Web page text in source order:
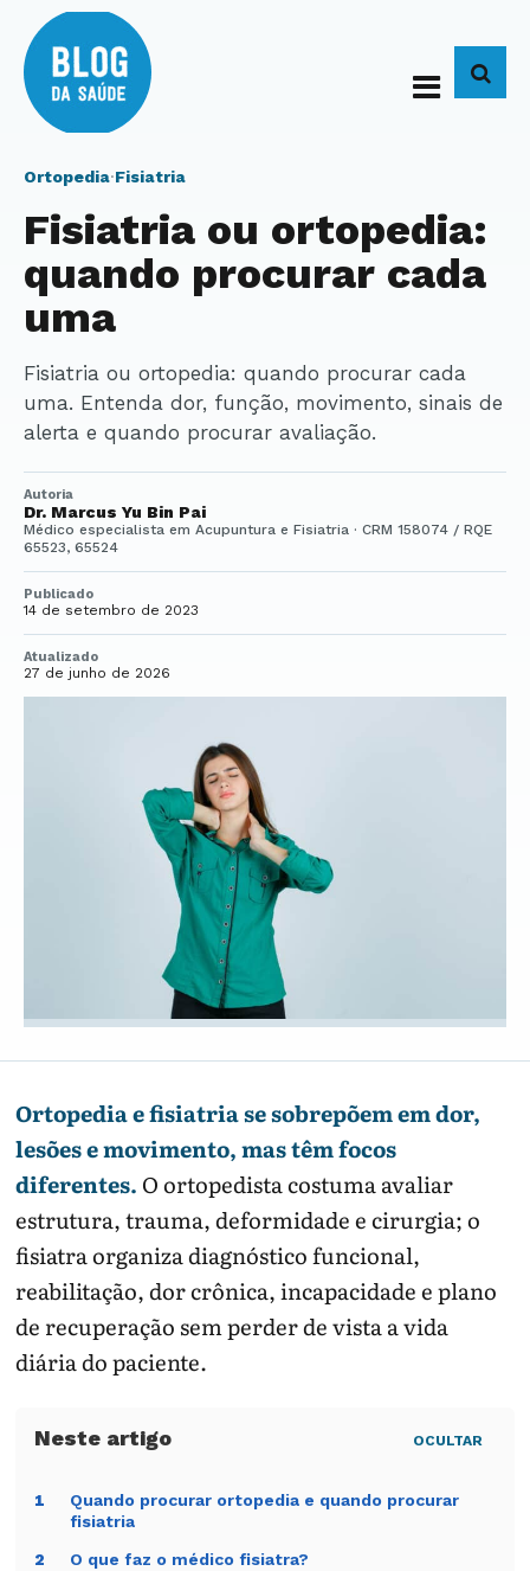
Ortopedia·Fisiatria
Fisiatria ou ortopedia:
quando procurar cada
uma
Fisiatria ou ortopedia: quando procurar cada
uma. Entenda dor, função, movimento, sinais de
alerta e quando procurar avaliação.
Autoria
Dr. Marcus Yu Bin Pai
Médico especialista em Acupuntura e Fisiatria · CRM 158074 / RQE
65523, 65524
Publicado
14 de setembro de 2023
Atualizado
27 de junho de 2026
Ortopedia e fisiatria se sobrepõem em dor,
lesões e movimento, mas têm focos
diferentes. O ortopedista costuma avaliar
estrutura, trauma, deformidade e cirurgia; o
fisiatra organiza diagnóstico funcional,
reabilitação, dor crônica, incapacidade e plano
de recuperação sem perder de vista a vida
diária do paciente.
OCULTAR
1
Quando procurar ortopedia e quando procurar
fisiatria
2 O que faz o médico fisiatra?